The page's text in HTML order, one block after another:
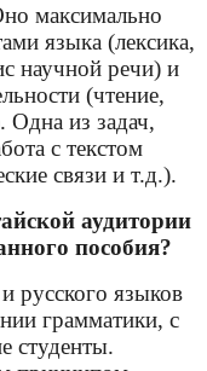
максимально
языка (лексика,
научной речи) и
(чтение,
Одна из задач,
с текстом
связи и т.д.).
аудитории
пособия?
русского языков
грамматики, с
студенты.